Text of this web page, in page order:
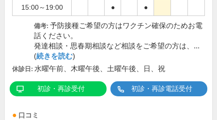
15:00～19:00 ● ●
備考: 予防接種ご希望の方はワクチン確保のためお電
話ください。
発達相談・思春期相談など相談をご希望の方は、...
(続きを読む)
休診日: 水曜午前、木曜午後、土曜午後、日、祝
初診・再診受付 初診・再診電話受付
口コミ